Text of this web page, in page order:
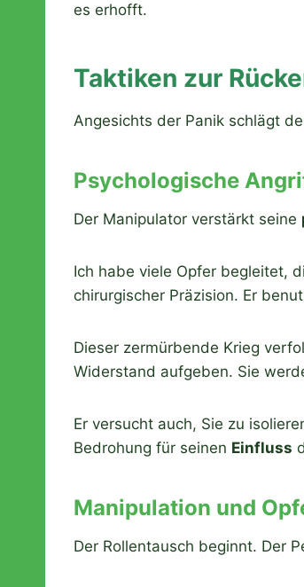
es erhofft.
Taktiken zur
Angesichts der Panik schlägt
Psychologische
Der Manipulator verstärkt seine
Ich habe viele Opfer begleitet,
chirurgischer Präzision. Er
Dieser zermürbende Krieg
Widerstand aufgeben. Sie
Er versucht auch, Sie zu
Bedrohung für seinen Einfluss
Manipulation und
Der Rollentausch beginnt. Der